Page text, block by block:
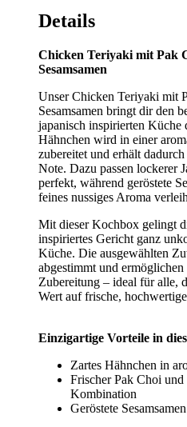
Details
Chicken Teriyaki mit Pak
Sesamsamen
Unser Chicken Teriyaki mit
Sesamsamen bringt dir den
japanisch inspirierten Küche
Hähnchen wird in einer
zubereitet und erhält
Note. Dazu passen lockerer
perfekt, während geröstete
feines nussiges Aroma
Mit dieser Kochbox gelingt
inspiriertes Gericht ganz
Küche. Die ausgewählten
abgestimmt und
Zubereitung – ideal für alle,
Wert auf frische,
Einzigartige Vorteile in
Zartes Hähnchen in
Frischer Pak Choi und
Kombination
Geröstete